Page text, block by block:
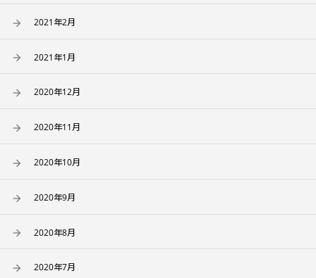
2021年2月
2021年1月
2020年12月
2020年11月
2020年10月
2020年9月
2020年8月
2020年7月